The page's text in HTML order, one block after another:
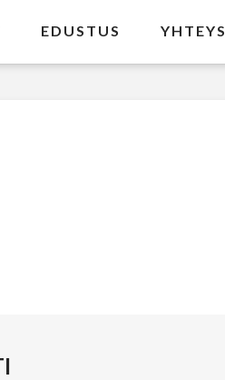
EDUSTUS YHTEYS